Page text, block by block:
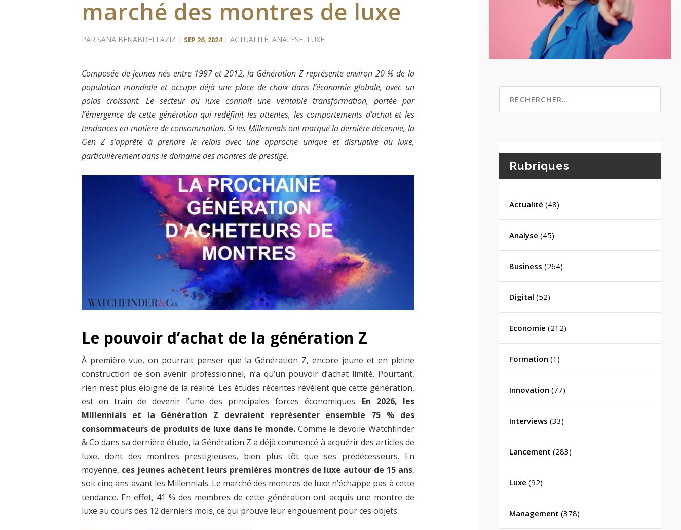
marché des montres de luxe
PAR SANA BENABDELLAZIZ | SEP 26, 2024|ACTUALITÉ,ANALYSE, LUXE
Composée de jeunes nés entre 1997 et 2012, la Génération Z représente environ 20 % de la
population mondiale et occupe déjà une place de choix dans l’économie globale, avec un
poids croissant. Le secteur du luxe connaît une véritable transformation, portée par
l’émergence de cette génération qui redéfinit les attentes, les comportements d’achat et les
tendances en matière de consommation. Si les Millennials ont marqué la dernière décennie, la
Gen Z s’apprête à prendre le relais avec une approche unique et disruptive du luxe,
particulièrement dans le domaine des montres de prestige.
Le pouvoir d’achat de la génération Z
À première vue, on pourrait penser que la Génération Z, encore jeune et en pleine
construction de son avenir professionnel, n’a qu’un pouvoir d’achat limité. Pourtant,
rien n’est plus éloigné de la réalité. Les études récentes révèlent que cette génération,
est en train de devenir l’une des principales forces économiques. En 2026, les
Millennials et la Génération Z devraient représenter ensemble 75 % des
consommateurs de produits de luxe dans le monde. Comme le devoile Watchfinder
& Co dans sa dernière étude, la Génération Z a déjà commencé à acquérir des articles de
luxe, dont des montres prestigieuses, bien plus tôt que ses prédécesseurs. En
moyenne, ces jeunes achètent leurs premières montres de luxe autour de 15 ans,
soit cinq ans avant les Millennials. Le marché des montres de luxe n’échappe pas à cette
tendance. En effet, 41 % des membres de cette génération ont acquis une montre de
luxe au cours des 12 derniers mois, ce qui prouve leur engouement pour ces objets.
Rubriques
Actualité (48)
Analyse (45)
Business (264)
Digital (52)
Economie (212)
Formation (1)
Innovation (77)
Interviews (33)
Lancement (283)
Luxe (92)
Management (378)